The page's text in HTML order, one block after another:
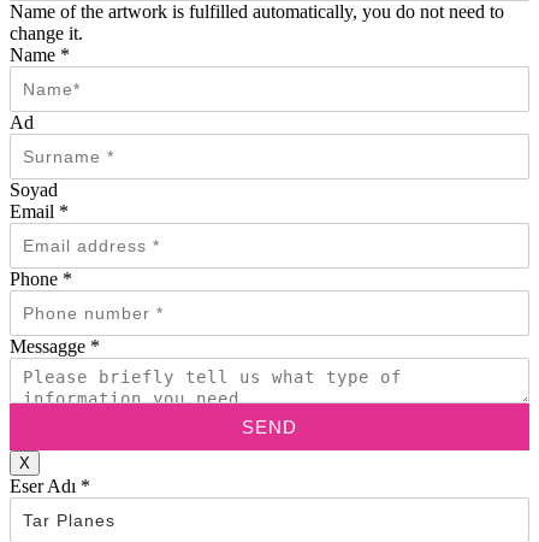
Name of the artwork is fulfilled automatically, you do not need to
change it.
Name *
Ad
Soyad
Email *
Phone *
Messagge *
SEND
X
Eser Adı *